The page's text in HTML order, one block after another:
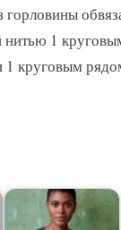
нитью 1
1 круговым